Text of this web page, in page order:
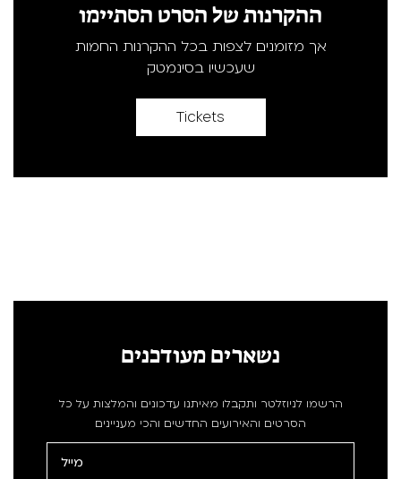
ההקרנות של הסרט הסתיימו
אך מזומנים לצפות בכל ההקרנות החמות
שעכשיו בסינמטק
Tickets
נשארים מעודכנים
הרשמו לניוזלטר ותקבלו מאיתנו עדכונים והמלצות על כל
הסרטים והאירועים החדשים והכי מעניינים